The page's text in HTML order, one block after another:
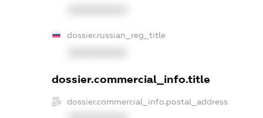
dossier.russian_reg_title
dossier.commercial_info.title
dossier.commercial_info.postal_address